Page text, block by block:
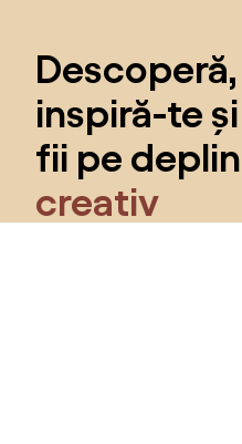
Descoperă,
inspiră-te și
fii pe deplin
creativ